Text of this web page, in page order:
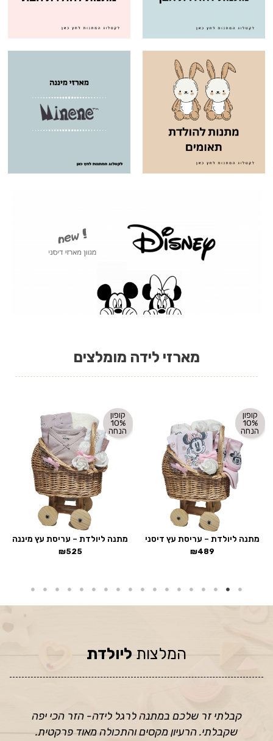
מארזי לידה מומלצים
קופון
10%
הנחה
מתנה ליולדת – עריסת עץ דיסני
₪489
קופון
10%
הנחה
מתנה ליולדת – עריסת עץ מיננה
₪525
המלצותליולדת
קבלתי זר שלכם במתנה לרגל לידה- הזר הכי יפה
שקבלתי. הרעיון מקסים והתכולה מאוד פרקטית.